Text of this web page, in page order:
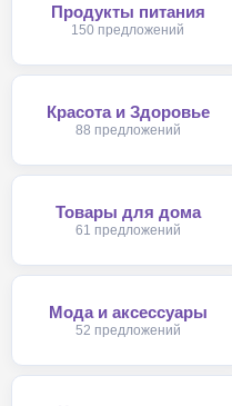
Продукты питания
150 предложений
Красота и Здоровье
88 предложений
Товары для дома
61 предложений
Мода и аксессуары
52 предложений